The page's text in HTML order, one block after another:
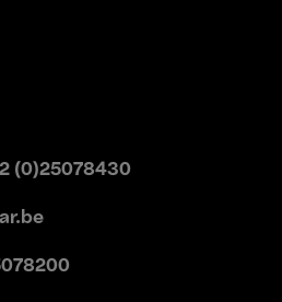
(0)25078430